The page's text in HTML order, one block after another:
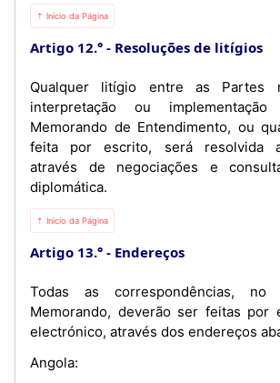
⇡ Início da Página
Artigo 12.° Resoluções de litígios
Qualquer litígio entre as Partes
interpretação ou
Memorando de Entendimento, ou
feita por escrito, será resolvida
através de negociações e
diplomática.
⇡ Início da Página
Artigo 13.° Endereços
Todas as correspondências, no
Memorando, deverão ser feitas por
electrónico, através dos endereços
Angola: